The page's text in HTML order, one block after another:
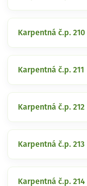
Karpentná č.p. 210
Karpentná č.p. 211
Karpentná č.p. 212
Karpentná č.p. 213
Karpentná č.p. 214